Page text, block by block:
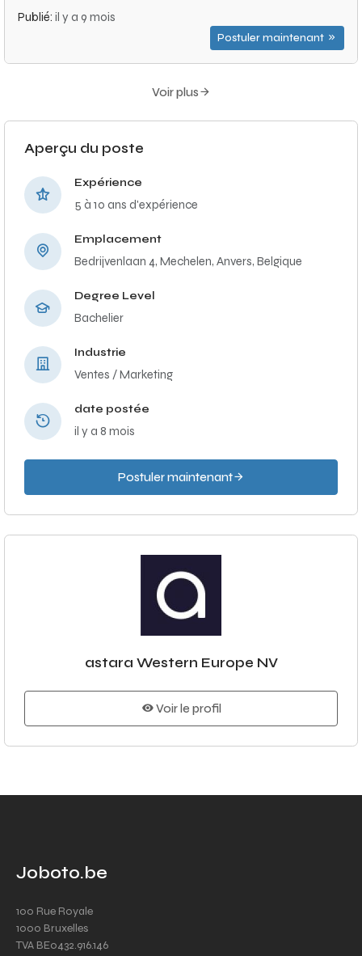
Publié: il y a 9 mois
Postuler maintenant
Voir plus
Aperçu du poste
Expérience
5 à 10 ans d'expérience
Emplacement
Bedrijvenlaan 4, Mechelen, Anvers, Belgique
Degree Level
Bachelier
Industrie
Ventes / Marketing
date postée
il y a 8 mois
Postuler maintenant
astara Western Europe NV
Voir le profil
Joboto.be
100 Rue Royale
1000 Bruxelles
TVA BE0432.916.146